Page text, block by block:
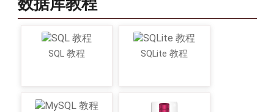
数据库教程
SQL 教程 SQLite 教程